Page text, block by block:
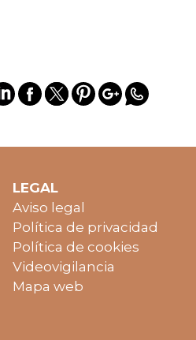
LEGAL
Aviso legal
Política de privacidad
Política de cookies
Videovigilancia
Mapa web